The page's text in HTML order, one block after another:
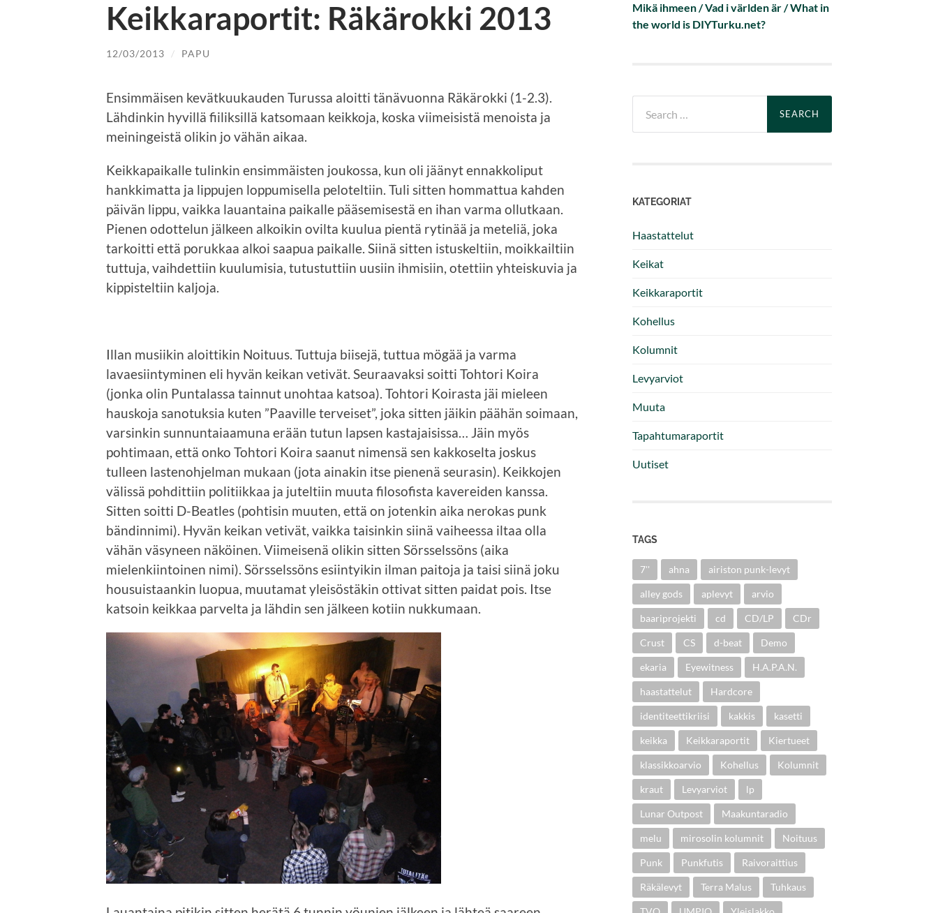
Keikkaraportit: Räkärokki 2013
12/03/2013 / PAPU
Ensimmäisen kevätkuukauden Turussa aloitti tänävuonna Räkärokki (1-2.3).
Lähdinkin hyvillä fiiliksillä katsomaan keikkoja, koska viimeisistä menoista ja
meiningeistä olikin jo vähän aikaa.
Keikkapaikalle tulinkin ensimmäisten joukossa, kun oli jäänyt ennakkoliput
hankkimatta ja lippujen loppumisella peloteltiin. Tuli sitten hommattua kahden
päivän lippu, vaikka lauantaina paikalle pääsemisestä en ihan varma ollutkaan.
Pienen odottelun jälkeen alkoikin ovilta kuulua pientä rytinää ja meteliä, joka
tarkoitti että porukkaa alkoi saapua paikalle. Siinä sitten istuskeltiin, moikkailtiin
tuttuja, vaihdettiin kuulumisia, tutustuttiin uusiin ihmisiin, otettiin yhteiskuvia ja
kippisteltiin kaljoja.
Illan musiikin aloittikin Noituus. Tuttuja biisejä, tuttua mögää ja varma
lavaesiintyminen eli hyvän keikan vetivät. Seuraavaksi soitti Tohtori Koira
(jonka olin Puntalassa tainnut unohtaa katsoa). Tohtori Koirasta jäi mieleen
hauskoja sanotuksia kuten ”Paaville terveiset”, joka sitten jäikin päähän soimaan,
varsinkin sunnuntaiaamuna erään tutun lapsen kastajaisissa… Jäin myös
pohtimaan, että onko Tohtori Koira saanut nimensä sen kakkoselta joskus
tulleen lastenohjelman mukaan (jota ainakin itse pienenä seurasin). Keikkojen
välissä pohdittiin politiikkaa ja juteltiin muuta filosofista kavereiden kanssa.
Sitten soitti D-Beatles (pohtisin muuten, että on jotenkin aika nerokas punk
bändinnimi). Hyvän keikan vetivät, vaikka taisinkin siinä vaiheessa iltaa olla
vähän väsyneen näköinen. Viimeisenä olikin sitten Sörsselssöns (aika
mielenkiintoinen nimi). Sörsselssöns esiintyikin ilman paitoja ja taisi siinä joku
housuistaankin luopua, muutamat yleisöstäkin ottivat sitten paidat pois. Itse
katsoin keikkaa parvelta ja lähdin sen jälkeen kotiin nukkumaan.
Mikä ihmeen / Vad i världen är / What in
the world is DIYTurku.net?
for:
KATEGORIAT
Haastattelut
Keikat
Keikkaraportit
Kohellus
Kolumnit
Levyarviot
Muuta
Tapahtumaraportit
Uutiset
TAGS
7'' ahna airiston punk-levyt
alley gods aplevyt arvio
baariprojekti cd CD/LP CDr
Crust CS d-beat Demo
ekaria Eyewitness H.A.P.A.N.
haastattelut Hardcore
identiteettikriisi kakkis kasetti
keikka Keikkaraportit Kiertueet
klassikkoarvio Kohellus Kolumnit
kraut Levyarviot lp
Lunar Outpost Maakuntaradio
melu mirosolin kolumnit Noituus
Punk Punkfutis Raivoraittius
Räkälevyt Terra Malus Tuhkaus